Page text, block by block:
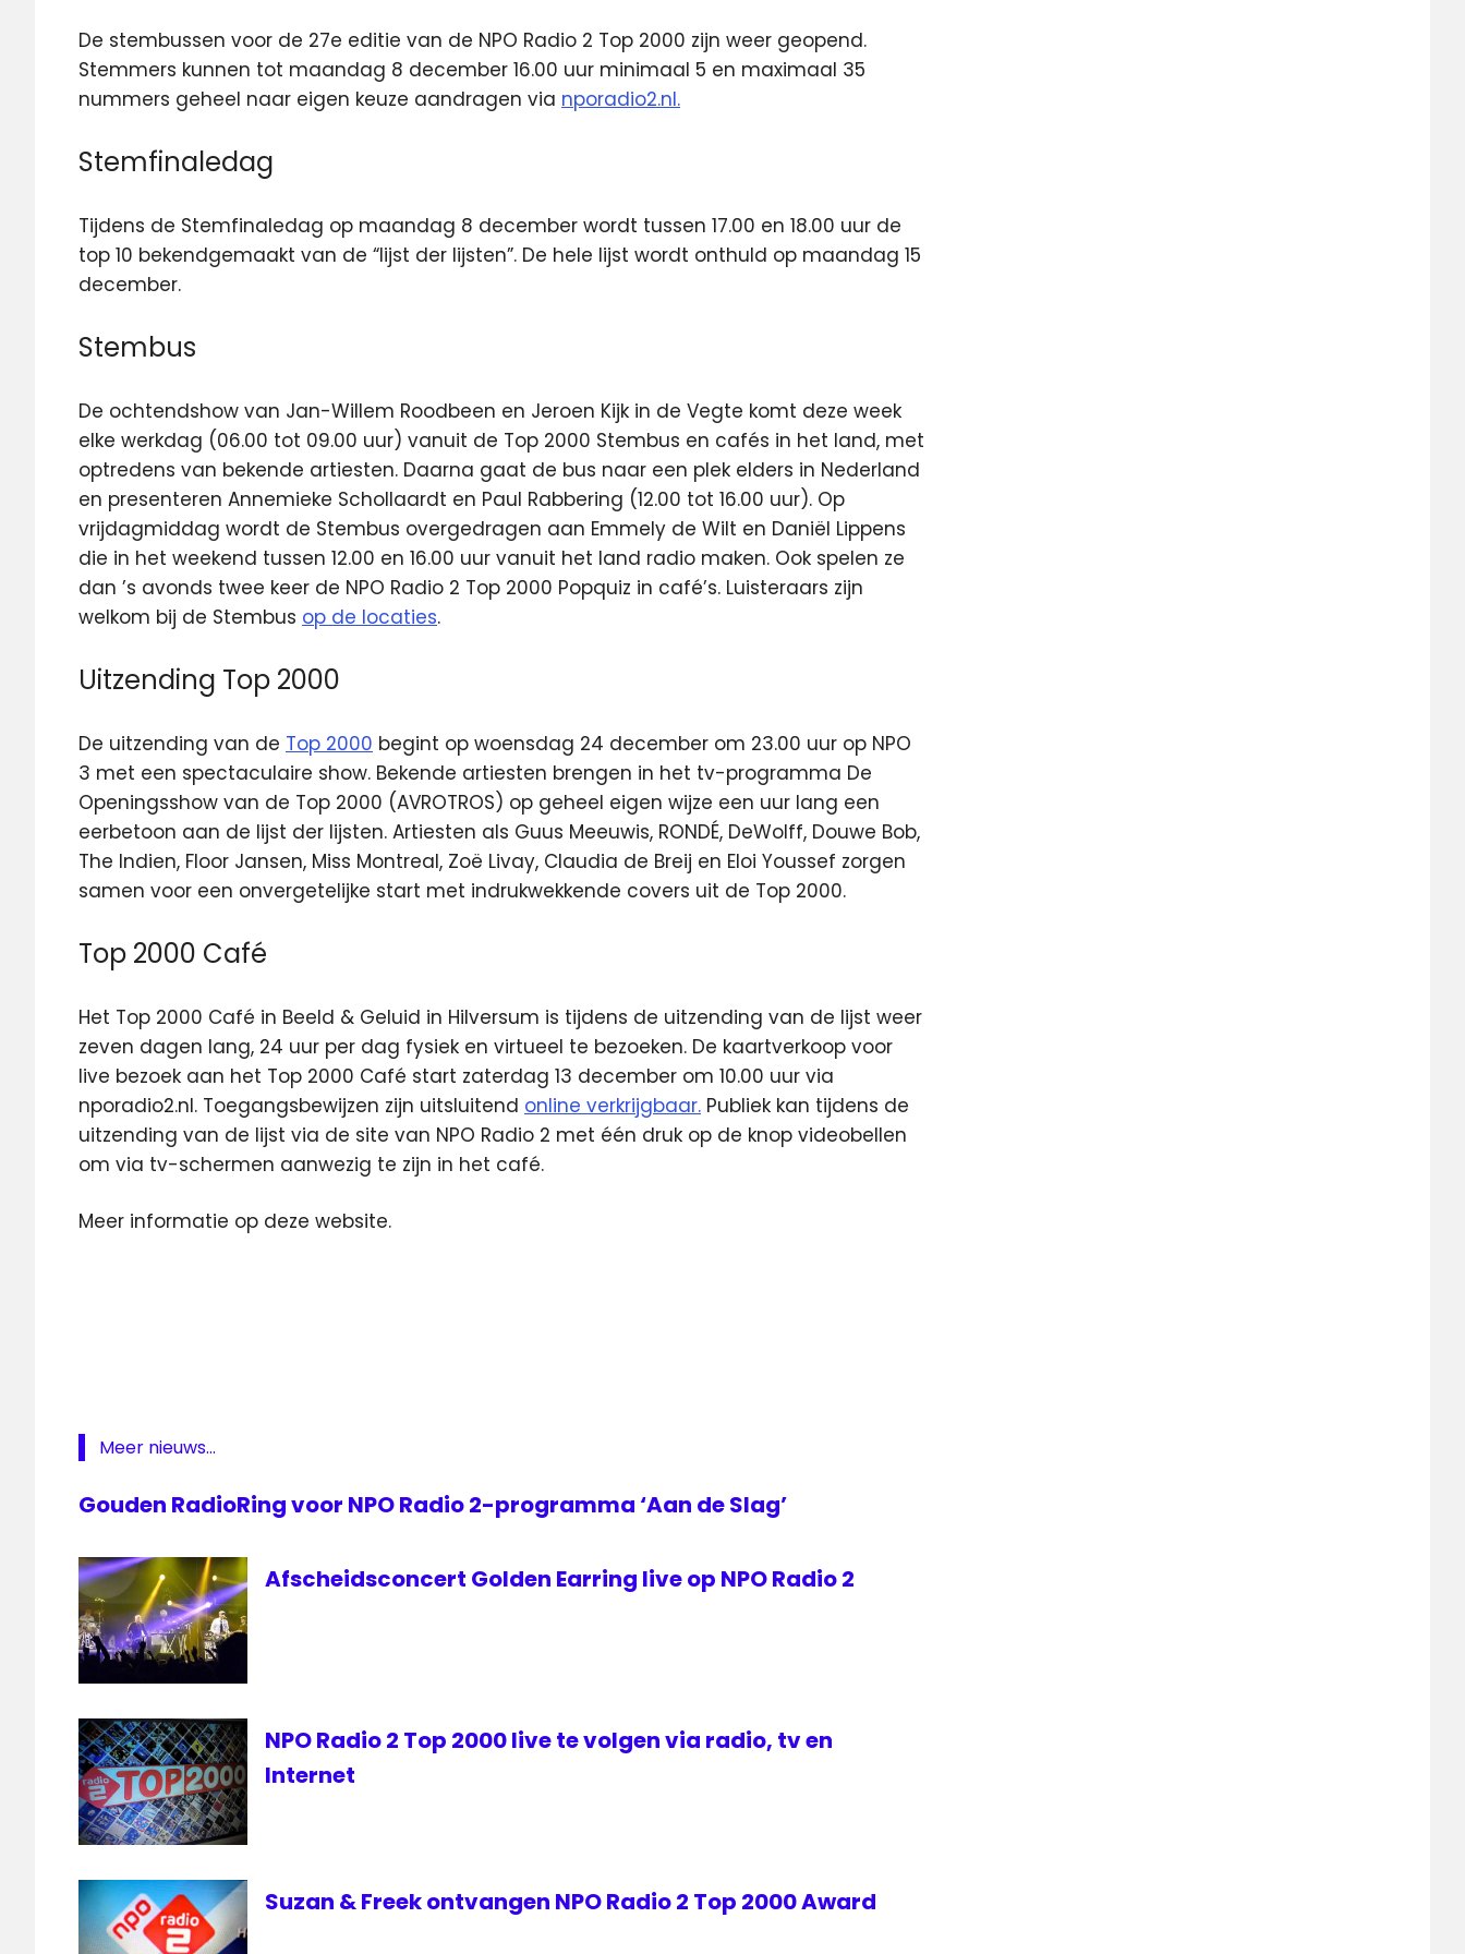
De stembussen voor de 27e editie van de NPO Radio 2 Top 2000 zijn weer geopend.
Stemmers kunnen tot maandag 8 december 16.00 uur minimaal 5 en maximaal 35
nummers geheel naar eigen keuze aandragen via nporadio2.nl.
Stemfinaledag
Tijdens de Stemfinaledag op maandag 8 december wordt tussen 17.00 en 18.00 uur de
top 10 bekendgemaakt van de “lijst der lijsten”. De hele lijst wordt onthuld op maandag 15
december.
Stembus
De ochtendshow van Jan-Willem Roodbeen en Jeroen Kijk in de Vegte komt deze week
elke werkdag (06.00 tot 09.00 uur) vanuit de Top 2000 Stembus en cafés in het land, met
optredens van bekende artiesten. Daarna gaat de bus naar een plek elders in Nederland
en presenteren Annemieke Schollaardt en Paul Rabbering (12.00 tot 16.00 uur). Op
vrijdagmiddag wordt de Stembus overgedragen aan Emmely de Wilt en Daniël Lippens
die in het weekend tussen 12.00 en 16.00 uur vanuit het land radio maken. Ook spelen ze
dan ’s avonds twee keer de NPO Radio 2 Top 2000 Popquiz in café’s. Luisteraars zijn
welkom bij de Stembus op de locaties.
Uitzending Top 2000
De uitzending van de Top 2000 begint op woensdag 24 december om 23.00 uur op NPO
3 met een spectaculaire show. Bekende artiesten brengen in het tv-programma De
Openingsshow van de Top 2000 (AVROTROS) op geheel eigen wijze een uur lang een
eerbetoon aan de lijst der lijsten. Artiesten als Guus Meeuwis, RONDÉ, DeWolff, Douwe Bob,
The Indien, Floor Jansen, Miss Montreal, Zoë Livay, Claudia de Breij en Eloi Youssef zorgen
samen voor een onvergetelijke start met indrukwekkende covers uit de Top 2000.
Top 2000 Café
Het Top 2000 Café in Beeld & Geluid in Hilversum is tijdens de uitzending van de lijst weer
zeven dagen lang, 24 uur per dag fysiek en virtueel te bezoeken. De kaartverkoop voor
live bezoek aan het Top 2000 Café start zaterdag 13 december om 10.00 uur via
nporadio2.nl. Toegangsbewijzen zijn uitsluitend online verkrijgbaar. Publiek kan tijdens de
uitzending van de lijst via de site van NPO Radio 2 met één druk op de knop videobellen
om via tv-schermen aanwezig te zijn in het café.
Meer informatie op deze website.
Top 2000
2000
Meer nieuws...
Gouden RadioRing voor NPO Radio 2-programma ‘Aan de Slag’
Afscheidsconcert Golden Earring live op NPO Radio 2
NPO Radio 2 Top 2000 live te volgen via radio, tv en
Internet
Suzan & Freek ontvangen NPO Radio 2 Top 2000 Award